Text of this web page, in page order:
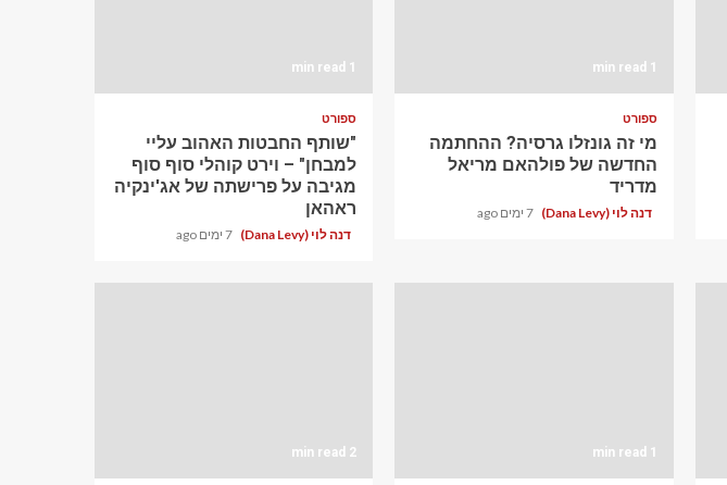
1 min read
ספורט
מי זה גונזלו גרסיה? ההחתמה
החדשה של פולהאם מריאל
מדריד
דנה לוי (Dana Levy) 7 ימים ago
1 min read
ספורט
"שותף החבטות האהוב עליי
למבחן" – וירט קוהלי סוף סוף
מגיבה על פרישתה של אג'ינקיה
ראהאן
דנה לוי (Dana Levy) 7 ימים ago
1 min read
2 min read